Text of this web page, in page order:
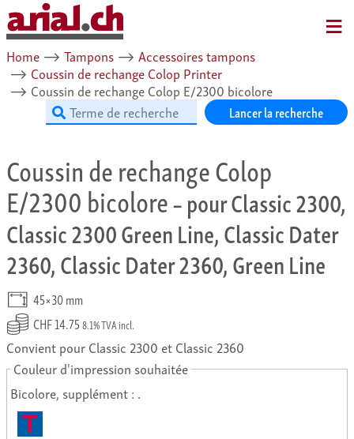
Home ⟶ Tampons ⟶ Accessoires tampons
⟶ Coussin de rechange Colop Printer
⟶ Coussin de rechange Colop E/2300 bicolore
Lancer la recherche
Coussin de rechange Colop
E/2300 bicolore– pour Classic 2300,
Classic 2300 Green Line, Classic Dater
2360, Classic Dater 2360, Green Line
45×30 mm
CHF 14.758.1% TVA incl.
Convient pour Classic 2300 et Classic 2360
Couleur d'impression souhaitée
Bicolore, supplément : .
T